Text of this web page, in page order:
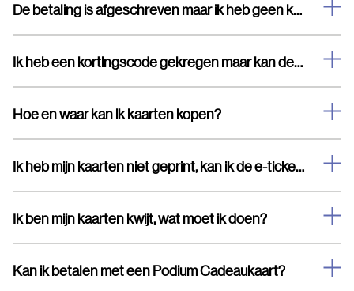
De betaling is afgeschreven maar ik heb geen kaarten en geen bevestigingsmail ontvangen.
Ik heb een kortingscode gekregen maar kan deze niet invullen
Hoe en waar kan ik kaarten kopen?
Ik heb mijn kaarten niet geprint, kan ik de e-tickets laten zien op mijn telefoon?
Ik ben mijn kaarten kwijt, wat moet ik doen?
Kan ik betalen met een Podium Cadeaukaart?